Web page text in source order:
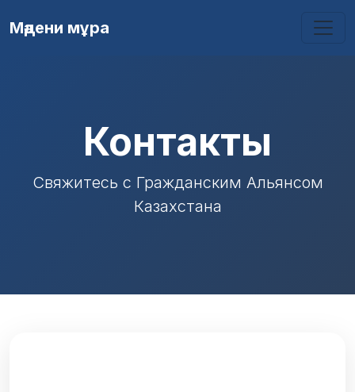
Мәдени мұра
Контакты
Свяжитесь с Гражданским Альянсом
Казахстана